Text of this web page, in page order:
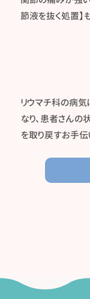
節液を抜く処置】
リウマチ科の病
なり、患者さん
を取り戻すお手伝